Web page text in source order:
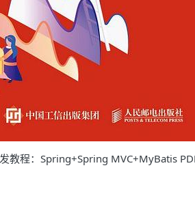
教程：Spring+Spring MVC+MyBatis